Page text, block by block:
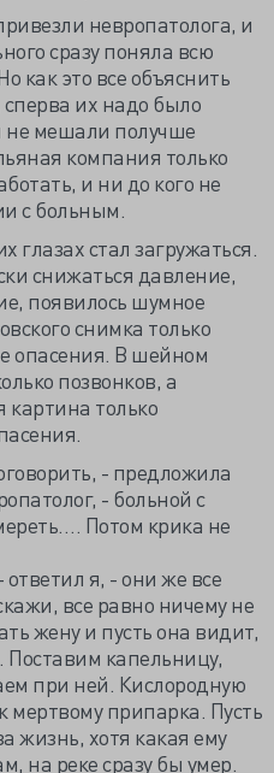
невропатолога, и
сразу поняла всю
как это все объяснить
их надо было
не мешали получше
компания только
и ни до кого не
с больным.
стал загружаться.
снижаться давление,
появилось шумное
снимка только
опасения. В шейном
позвонков, а
только
- предложила
- больной с
Потом крика не
я, - они же все
все равно ничему не
жену и пусть она видит,
капельницу,
при ней. Кислородную
мертвому припарка. Пусть
жизнь, хотя какая ему
на реке сразу бы умер.